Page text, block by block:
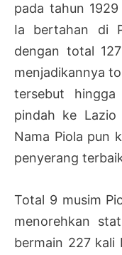
pada tahun
Ia bertahan di
dengan total
menjadikannya
tersebut
pindah ke Lazio
Nama Piola pun
penyerang
Total 9 musim
menorehkan
bermain 227 kali